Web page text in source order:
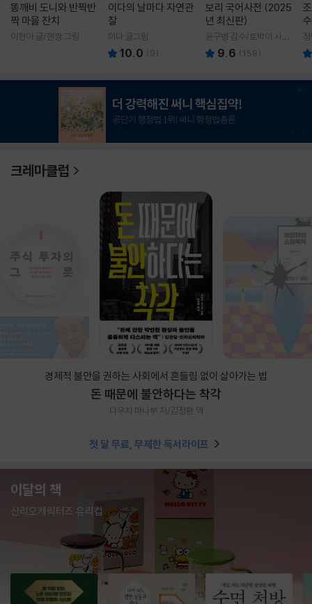
똥깨비 도니와 반짝반
짝 마을 잔치
이현아 글/핸짱 그림
이다의 날마다 자연관
찰
이다 글그림
10.0 (9)
보리 국어사전 (2025
년 최신판)
윤구병 감수/토박이 사전
편찬실 편
9.6 (158)
크레마클럽
경제적 불안을 권하는 사회에서 흔들림 없이 살아가는 법
돈 때문에 불안하다는 착각
다우치 마나부 저/김정환 역
첫 달 무료, 무제한 독서라이프
이달의 책
산리오캐릭터즈 유리컵